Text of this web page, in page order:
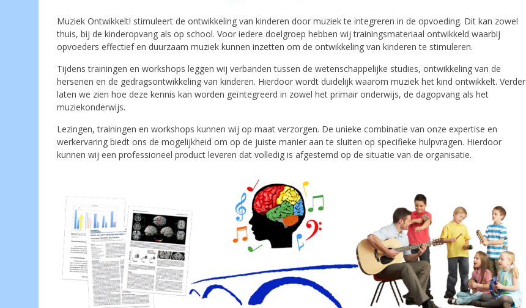
Muziek Ontwikkelt! stimuleert de ontwikkeling van kinderen door muziek te integreren in de opvoeding. Dit kan zowel
thuis, bij de kinderopvang als op school. Voor iedere doelgroep hebben wij trainingsmateriaal ontwikkeld waarbij
opvoeders effectief en duurzaam muziek kunnen inzetten om de ontwikkeling van kinderen te stimuleren.
Tijdens trainingen en workshops leggen wij verbanden tussen de wetenschappelijke studies, ontwikkeling van de
hersenen en de gedragsontwikkeling van kinderen. Hierdoor wordt duidelijk waarom muziek het kind ontwikkelt. Verder
laten we zien hoe deze kennis kan worden geïntegreerd in zowel het primair onderwijs, de dagopvang als het
muziekonderwijs.
Lezingen, trainingen en workshops kunnen wij op maat verzorgen. De unieke combinatie van onze expertise en
werkervaring biedt ons de mogelijkheid om op de juiste manier aan te sluiten op specifieke hulpvragen. Hierdoor
kunnen wij een professioneel product leveren dat volledig is afgestemd op de situatie van de organisatie.